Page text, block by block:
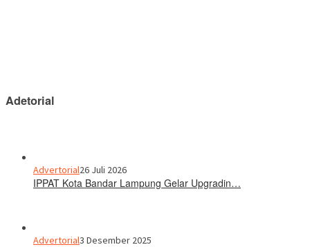
Adetorial
Advertorial26 Juli 2026
IPPAT Kota Bandar Lampung Gelar Upgradin…
Advertorial3 Desember 2025